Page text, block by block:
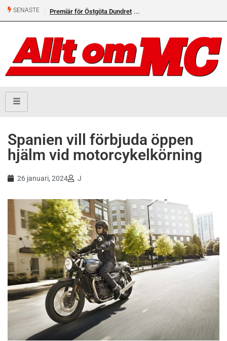
SENASTE Premiär för Östgöta Dundret
Spanien vill förbjuda öppen
hjälm vid motorcykelkörning
26 januari, 2024 J